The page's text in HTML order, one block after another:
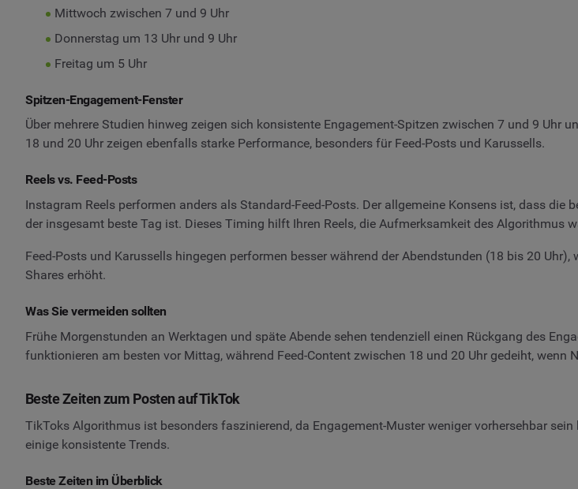
Mittwoch zwischen 7 und 9 Uhr
Donnerstag um 13 Uhr und 9 Uhr
Freitag um 5 Uhr
Spitzen-Engagement-Fenster
Über mehrere Studien hinweg zeigen sich konsistente Engagement-Spitzen zwischen 7 und 9 Uhr
18 und 20 Uhr zeigen ebenfalls starke Performance, besonders für Feed-Posts und Karussells.
Reels vs. Feed-Posts
Instagram Reels performen anders als Standard-Feed-Posts. Der allgemeine Konsens ist, dass
der insgesamt beste Tag ist. Dieses Timing hilft Ihren Reels, die Aufmerksamkeit des Algorithmus
Feed-Posts und Karussells hingegen performen besser während der Abendstunden (18 bis 20
Shares erhöht.
Was Sie vermeiden sollten
Frühe Morgenstunden an Werktagen und späte Abende sehen tendenziell einen Rückgang des
funktionieren am besten vor Mittag, während Feed-Content zwischen 18 und 20 Uhr gedeiht, wenn
Beste Zeiten zum Posten auf TikTok
TikToks Algorithmus ist besonders faszinierend, da Engagement-Muster weniger vorhersehbar
einige konsistente Trends.
Beste Zeiten im Überblick